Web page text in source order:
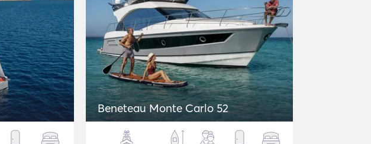
Beneteau Monte Carlo 52